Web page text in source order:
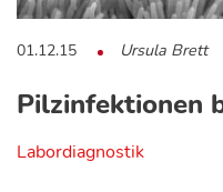
01.12.15 Ursula Brett
Pilzinfektionen
Labordiagnostik